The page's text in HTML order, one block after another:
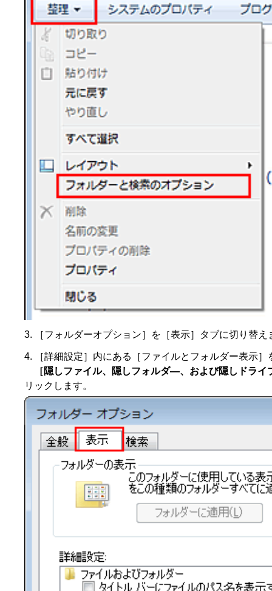
［フォルダーオプション］を［表示］タブに切り替え
［詳細設定］内にある［ファイルとフォルダー表示］
［隠しファイル、隠しフォルダ―、および隠しドライ
リックします。